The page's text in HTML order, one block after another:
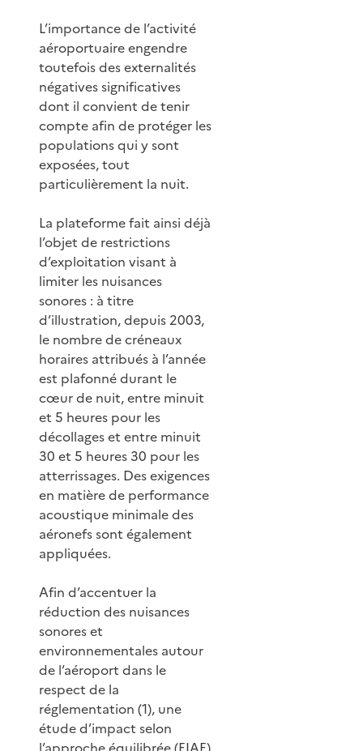
L’importance de l’activité
aéroportuaire engendre
toutefois des externalités
négatives significatives
dont il convient de tenir
compte afin de protéger les
populations qui y sont
exposées, tout
particulièrement la nuit.
La plateforme fait ainsi déjà
l’objet de restrictions
d’exploitation visant à
limiter les nuisances
sonores : à titre
d’illustration, depuis 2003,
le nombre de créneaux
horaires attribués à l’année
est plafonné durant le
cœur de nuit, entre minuit
et 5 heures pour les
décollages et entre minuit
30 et 5 heures 30 pour les
atterrissages. Des exigences
en matière de performance
acoustique minimale des
aéronefs sont également
appliquées.
Afin d’accentuer la
réduction des nuisances
sonores et
environnementales autour
de l’aéroport dans le
respect de la
réglementation (1), une
étude d’impact selon